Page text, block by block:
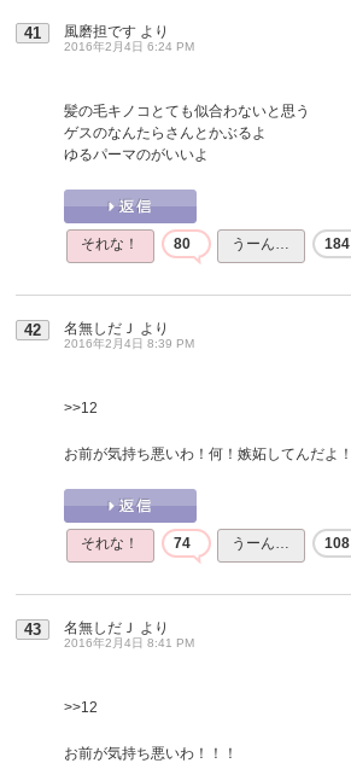
41 風磨担です より
2016年2月4日 6:24 PM
髪の毛キノコとても似合わないと思う
ゲスのなんたらさんとかぶるよ
ゆるパーマのがいいよ
それな！ 80 うーん… 184
42 名無しだＪ より
2016年2月4日 8:39 PM
>>12
お前が気持ち悪いわ！何！嫉妬してんだよ！
それな！ 74 うーん… 108
43 名無しだＪ より
2016年2月4日 8:41 PM
>>12
お前が気持ち悪いわ！！！